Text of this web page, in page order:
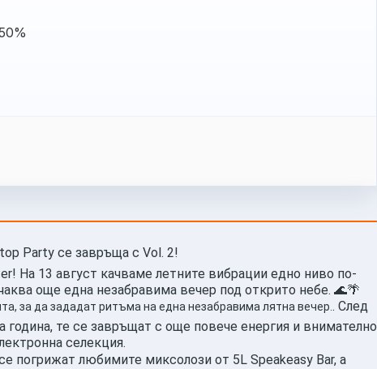
%
Party се завръща с Vol. 2!
На 13 август качваме летните вибрации едно ниво по-
още една незабравима вечер под открито небе. 🌊🌴
за да зададат ритъма на една незабравима лятна вечер.. След
те се завръщат с още повече енергия и внимателно
селекция.
погрижат любимите миксолози от 5L Speakeasy Bar, а